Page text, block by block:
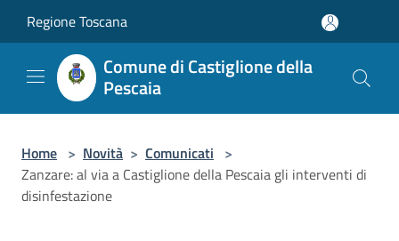
Regione Toscana
Comune di Castiglione della
Pescaia
Home > Novità > Comunicati >
Zanzare: al via a Castiglione della Pescaia gli interventi di
disinfestazione